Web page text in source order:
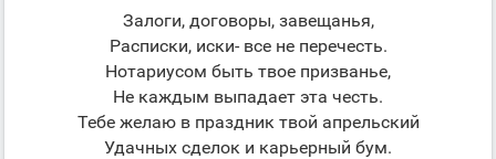
Залоги, договоры, завещанья,
Расписки, иски- все не перечесть.
Нотариусом быть твое призванье,
Не каждым выпадает эта честь.
Тебе желаю в праздник твой апрельский
Удачных сделок и карьерный бум.